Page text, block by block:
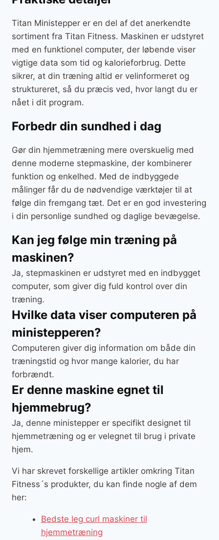
Titan Ministepper er en del af det anerkendte
sortiment fra Titan Fitness. Maskinen er udstyret
med en funktionel computer, der løbende viser
vigtige data som tid og kalorieforbrug. Dette
sikrer, at din træning altid er velinformeret og
struktureret, så du præcis ved, hvor langt du er
nået i dit program.
Forbedr din sundhed i dag
Gør din hjemmetræning mere overskuelig med
denne moderne stepmaskine, der kombinerer
funktion og enkelhed. Med de indbyggede
målinger får du de nødvendige værktøjer til at
følge din fremgang tæt. Det er en god investering
i din personlige sundhed og daglige bevægelse.
Kan jeg følge min træning på
maskinen?
Ja, stepmaskinen er udstyret med en indbygget
computer, som giver dig fuld kontrol over din
træning.
Hvilke data viser computeren på
ministepperen?
Computeren giver dig information om både din
træningstid og hvor mange kalorier, du har
forbrændt.
Er denne maskine egnet til
hjemmebrug?
Ja, denne ministepper er specifikt designet til
hjemmetræning og er velegnet til brug i private
hjem.
Vi har skrevet forskellige artikler omkring Titan
Fitness´s produkter, du kan finde nogle af dem
her:
Bedste leg curl maskiner til
hjemmetræning